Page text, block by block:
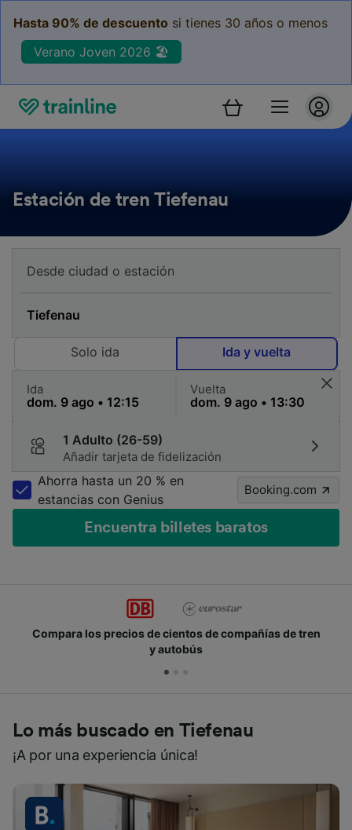
Hasta 90% de descuento si tienes 30 años o menos
Verano Joven 2026 🏖️
Estación de tren Tiefenau
Solo ida Ida y vuelta
Ida Vuelta
1 Adulto (26-59)
Añadir tarjeta de fidelización
Ahorra hasta un 20 % en
estancias con Genius
Booking.com
Encuentra billetes baratos
Compara los precios de cientos de compañías de tren
y autobús
Lo más buscado en Tiefenau
¡A por una experiencia única!